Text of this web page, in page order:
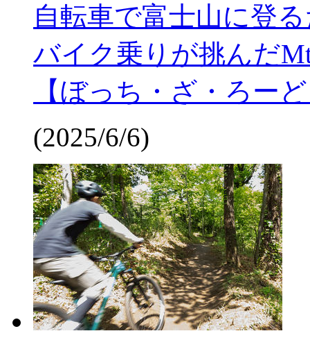
自転車で富士山に登
バイク乗りが挑んだ
【ぼっち・ざ・ろー
(2025/6/6)